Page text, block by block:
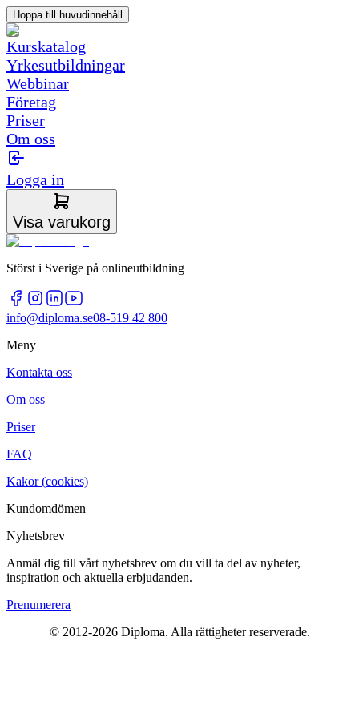
Hoppa till huvudinnehåll
Kurskatalog
Yrkesutbildningar
Webbinar
Företag
Priser
Om oss
Logga in
Visa varukorg
Störst i Sverige på onlineutbildning
info@diploma.se08-519 42 800
Meny
Kontakta oss
Om oss
Priser
FAQ
Kakor (cookies)
Kundomdömen
Nyhetsbrev
Anmäl dig till vårt nyhetsbrev om du vill ta del av nyheter,
inspiration och aktuella erbjudanden.
Prenumerera
© 2012-2026 Diploma. Alla rättigheter reserverade.